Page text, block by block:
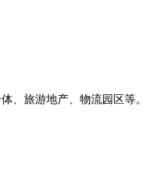
地产、物流园区等。